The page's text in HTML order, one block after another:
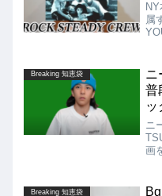
属
し
Breaking 知恵袋
ニ
普
ッ
ニ
画
最
Breaking 知恵袋